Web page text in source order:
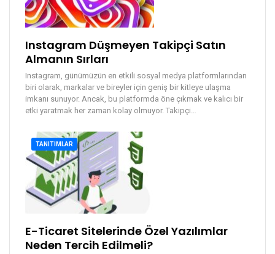
Instagram Düşmeyen Takipçi Satın
Almanın Sırları
Instagram, günümüzün en etkili sosyal medya platformlarından
biri olarak, markalar ve bireyler için geniş bir kitleye ulaşma
imkanı sunuyor. Ancak, bu platformda öne çıkmak ve kalıcı bir
etki yaratmak her zaman kolay olmuyor. Takipçi
TANITIMLAR
E-Ticaret Sitelerinde Özel Yazılımlar
Neden Tercih Edilmeli?